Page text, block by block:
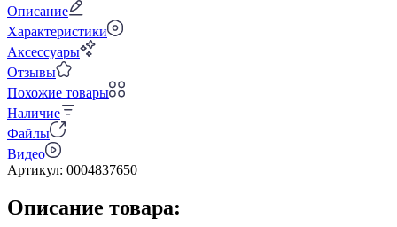
Описание
Характеристики
Аксессуары
Отзывы
Похожие товары
Наличие
Файлы
Видео
Артикул: 0004837650
Описание товара: